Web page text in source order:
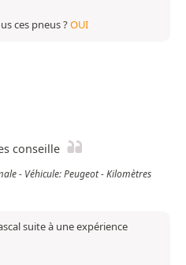
ces pneus ?OUI
conseille
- Véhicule: Peugeot - Kilomètres
suite à une expérience